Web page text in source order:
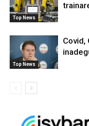
Top News
Top News
Covid,